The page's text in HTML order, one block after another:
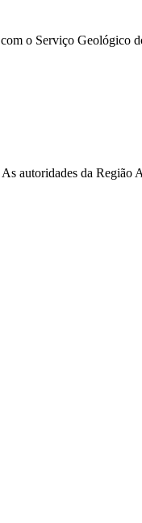
o Serviço
autoridades da